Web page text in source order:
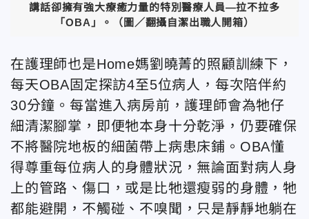
講話卻擁有強大療癒力量的特別醫療人員—拉不拉多
「OBA」。
（圖／翻攝自潔出職人開箱）
在護理師也是Home媽劉曉菁的照顧訓練下，
每天OBA固定探訪4至5位病人，每次陪伴約
30分鐘。每當進入病房前，護理師會為牠仔
細清潔腳掌，即便牠本身十分乾淨，仍要確保
不將醫院地板的細菌帶上病患床鋪。OBA懂
得尊重每位病人的身體狀況，無論面對病人身
上的管路、傷口，或是比牠還瘦弱的身體，牠
都能避開，不觸碰、不嗅聞，只是靜靜地躺在